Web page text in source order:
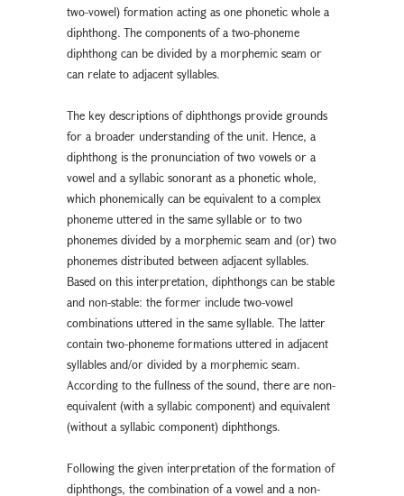
two-vowel) formation acting as one phonetic whole a
diphthong. The components of a two-phoneme
diphthong can be divided by a morphemic seam or
can relate to adjacent syllables.
The key descriptions of diphthongs provide grounds
for a broader understanding of the unit. Hence, a
diphthong is the pronunciation of two vowels or a
vowel and a syllabic sonorant as a phonetic whole,
which phonemically can be equivalent to a complex
phoneme uttered in the same syllable or to two
phonemes divided by a morphemic seam and (or) two
phonemes distributed between adjacent syllables.
Based on this interpretation, diphthongs can be stable
and non-stable: the former include two-vowel
combinations uttered in the same syllable. The latter
contain two-phoneme formations uttered in adjacent
syllables and/or divided by a morphemic seam.
According to the fullness of the sound, there are non-
equivalent (with a syllabic component) and equivalent
(without a syllabic component) diphthongs.
Following the given interpretation of the formation of
diphthongs, the combination of a vowel and a non-